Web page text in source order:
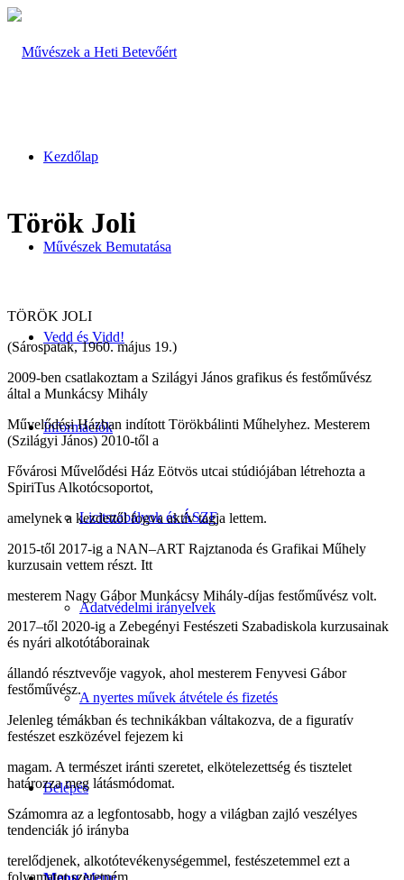
Kezdőlap
Művészek Bemutatása
Vedd és Vidd!
Információk
Licitszabályok és ÁSZF
Adatvédelmi irányelvek
A nyertes művek átvétele és fizetés
Belépés
Török Joli
TÖRÖK JOLI
(Sárospatak, 1960. május 19.)
2009-ben csatlakoztam a Szilágyi János grafikus és festőművész
által a Munkácsy Mihály
Művelődési Házban indított Törökbálinti Műhelyhez. Mesterem
(Szilágyi János) 2010-től a
Fővárosi Művelődési Ház Eötvös utcai stúdiójában létrehozta a
SpiriTus Alkotócsoportot,
amelynek a kezdettől fogva aktív tagja lettem.
2015-től 2017-ig a NAN–ART Rajztanoda és Grafikai Műhely
kurzusain vettem részt. Itt
mesterem Nagy Gábor Munkácsy Mihály-díjas festőművész volt.
2017–től 2020-ig a Zebegényi Festészeti Szabadiskola kurzusainak
és nyári alkotótáborainak
állandó résztvevője vagyok, ahol mesterem Fenyvesi Gábor
festőművész.
Jelenleg témákban és technikákban váltakozva, de a figuratív
festészet eszközével fejezem ki
magam. A természet iránti szeretet, elkötelezettség és tisztelet
határozza meg látásmódomat.
Számomra az a legfontosabb, hogy a világban zajló veszélyes
tendenciák jó irányba
terelődjenek, alkotótevékenységemmel, festészetemmel ezt a
folyamatot szeretném